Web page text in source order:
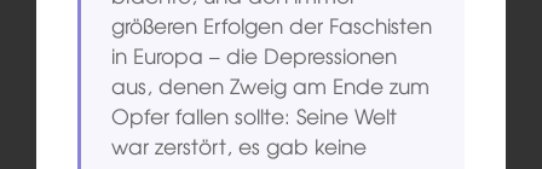
größeren Erfolgen der Faschisten
in Europa – die Depressionen
aus, denen Zweig am Ende zum
Opfer fallen sollte: Seine Welt
war zerstört, es gab keine